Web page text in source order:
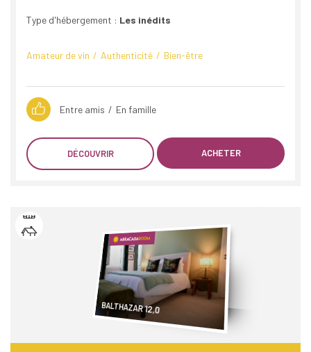
Type d'hébergement : Les inédits
Amateur de vin Authenticité Bien-être
Entre amis En famille
DÉCOUVRIR ACHETER
BALTHAZAR 12,0